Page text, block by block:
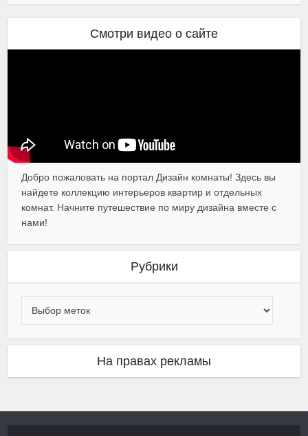
Смотри видео о сайте
Добро пожаловать на портал Дизайн комнаты! Здесь вы
найдете коллекцию интерьеров квартир и отдельных
комнат. Начните путешествие по миру дизайна вместе с
нами!
Рубрики
На правах рекламы